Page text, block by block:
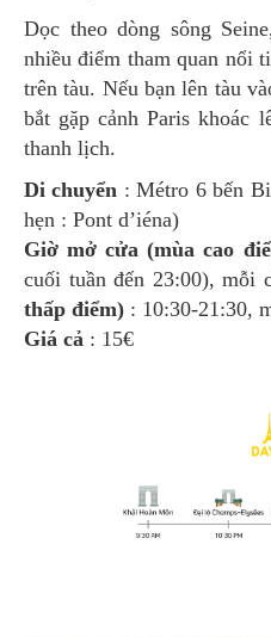
Dọc theo dòng sông Seine, bạn có thể nhìn thấy rất
nhiều điểm tham quan nổi
trên tàu. Nếu bạn lên tàu
bắt gặp cảnh Paris khoác
thanh lịch.
Di chuyển : Métro 6 bến
hẹn : Pont d’iéna)
Giờ mở cửa(mùa cao
cuối tuần đến 23:00), mỗi
thấp điểm) : 10:30-21:30,
Giá cả : 15€